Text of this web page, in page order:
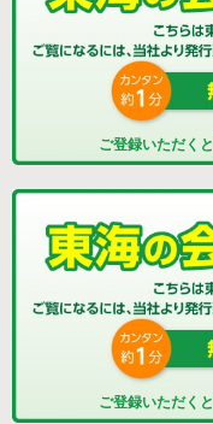
ご登録いただくと
ご登録いただくと